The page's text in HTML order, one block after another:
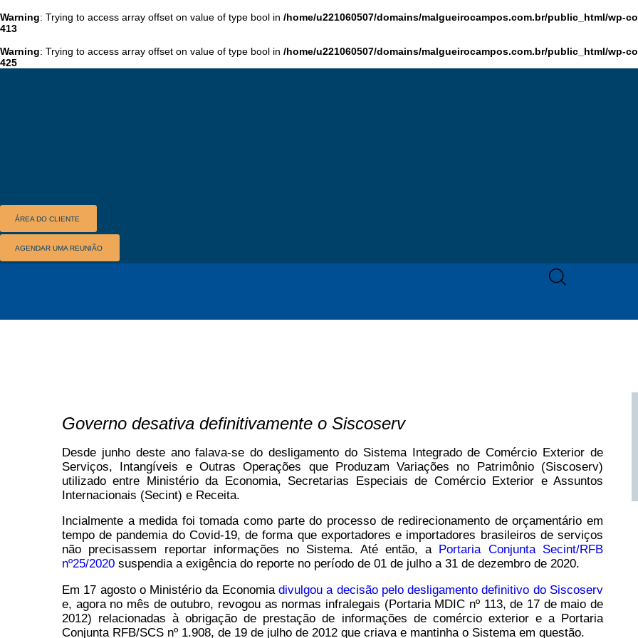
Warning: Trying to access array offset on value of type bool in /home/u221060507/domains/malgueirocampos.com.br/public_html/wp-
413
Warning: Trying to access array offset on value of type bool in /home/u221060507/domains/malgueirocampos.com.br/public_html/wp-
425
ÁREA DO CLIENTE
AGENDAR UMA REUNIÃO
HOME
MCZ
Governo desativa definitivamente o Siscoserv
Desde junho deste ano falava-se do desligamento do Sistema Integrado de Comércio Exterior de
Serviços, Intangíveis e Outras Operações que Produzam Variações no Patrimônio (Siscoserv)
utilizado entre Ministério da Economia, Secretarias Especiais de Comércio Exterior e Assuntos
Internacionais (Secint) e Receita.
Incialmente a medida foi tomada como parte do processo de redirecionamento de orçamentário em
tempo de pandemia do Covid-19, de forma que exportadores e importadores brasileiros de serviços
não precisassem reportar informações no Sistema. Até então, a
Portaria Conjunta Secint/RFB
nº25/2020 suspendia a exigência do reporte no período de 01 de julho a 31 de dezembro de 2020.
Em 17 agosto o Ministério da Economia divulgou a decisão pelo desligamento definitivo do Siscoserv
e, agora no mês de outubro, revogou as normas infralegais (Portaria MDIC nº 113, de 17 de maio de
2012) relacionadas à obrigação de prestação de informações de comércio exterior e a Portaria
Conjunta RFB/SCS nº 1.908, de 19 de julho de 2012 que criava e mantinha o Sistema em questão.